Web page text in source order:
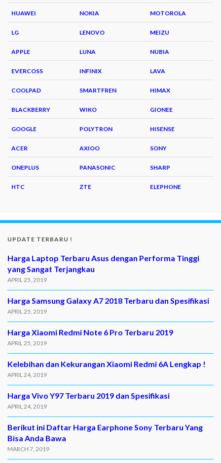
HUAWEI NOKIA MOTOROLA
LG LENOVO MEIZU
APPLE LUNA NUBIA
EVERCOSS INFINIX LAVA
COOLPAD SMARTFREN HIMAX
BLACKBERRY WIKO GIONEE
GOOGLE POLYTRON HISENSE
ACER AXIOO SONY
ONEPLUS PANASONIC SHARP
HTC ZTE ELEPHONE
UPDATE TERBARU !
Harga Laptop Terbaru Asus dengan Performa Tinggi
yang Sangat Terjangkau
APRIL 25, 2019
Harga Samsung Galaxy A7 2018 Terbaru dan Spesifikasi
APRIL 25, 2019
Harga Xiaomi Redmi Note 6 Pro Terbaru 2019
APRIL 25, 2019
Kelebihan dan Kekurangan Xiaomi Redmi 6A Lengkap !
APRIL 24, 2019
Harga Vivo Y97 Terbaru 2019 dan Spesifikasi
APRIL 24, 2019
Berikut ini Daftar Harga Earphone Sony Terbaru Yang
Bisa Anda Bawa
MARCH 7, 2019